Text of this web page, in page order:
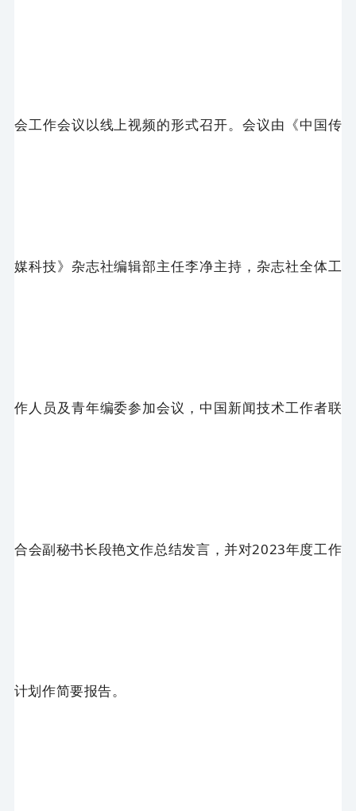
会工作会议以线上视频的形式召开。会议由《中国传
媒科技》杂志社编辑部主任李净主持，杂志社全体工
作人员及青年编委参加会议，中国新闻技术工作者联
合会副秘书长段艳文作总结发言，并对2023年度工作
计划作简要报告。